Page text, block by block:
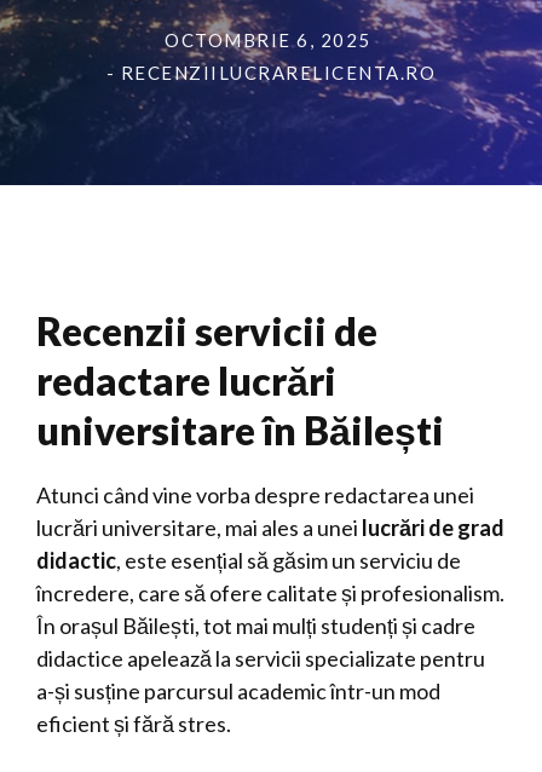
OCTOMBRIE 6, 2025
- RECENZIILUCRARELICENTA.RO
Recenzii servicii de
redactare lucrări
universitare în Băilești
Atunci când vine vorba despre redactarea unei
lucrări universitare, mai ales a unei lucrări de grad
didactic, este esențial să găsim un serviciu de
încredere, care să ofere calitate și profesionalism.
În orașul Băilești, tot mai mulți studenți și cadre
didactice apelează la servicii specializate pentru
a-și susține parcursul academic într-un mod
eficient și fără stres.